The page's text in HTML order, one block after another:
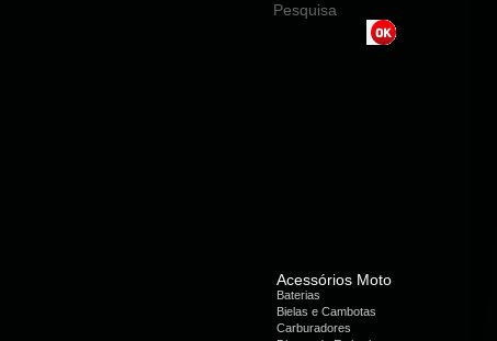
Pesquisa
Acessórios Moto
Baterias
Bielas e Cambotas
Carburadores